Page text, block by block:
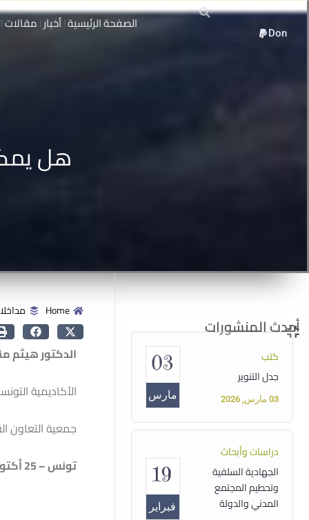
تخطي
الصفحة الرئيسية أخبار مقالات Don
هل
أحدث المنشورات
أعادت الحرب تشكيل
الاقتصاد والسلطة في
13
الفاشية الجهادية
كتب
جدل التنوير
03 مارس, 2026
03
مارس
دراسات وأبحاث
الجهادية السلفية
وتحطيم المجتمع
المدني والدولة
19
فبراير
Home
الدكتور هيثم
الأكاديمية
جمعية التعاون
تونس – 25 أكتوبر 2024